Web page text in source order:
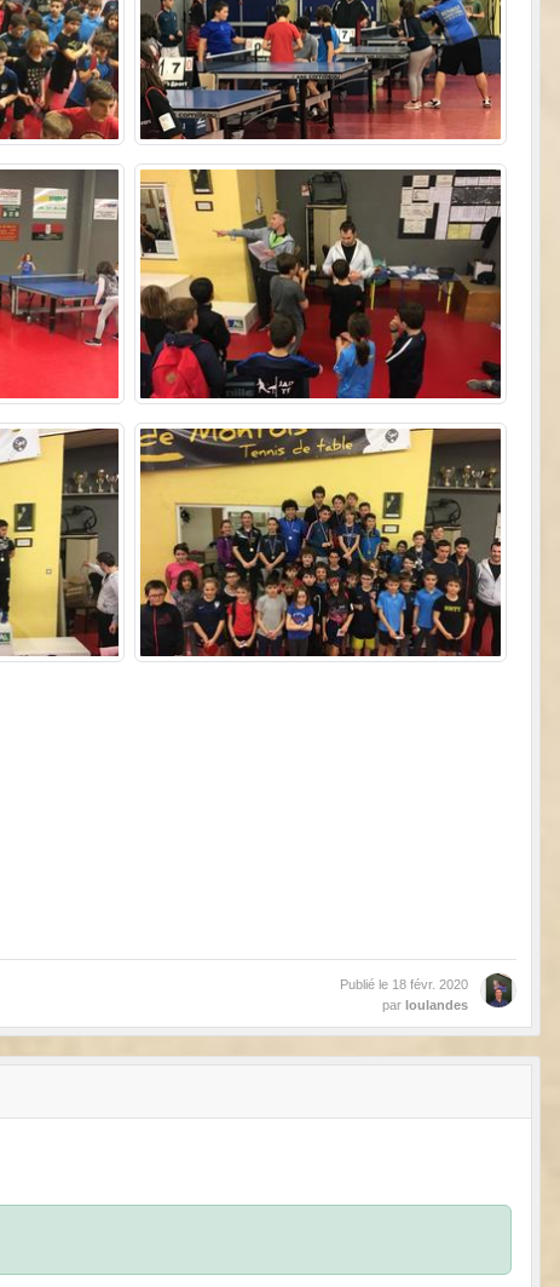
Publié le 18 févr. 2020
par loulandes